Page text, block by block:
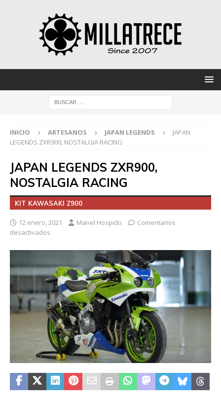
INICIO ARTESANOS JAPAN LEGENDS
JAPAN
LEGENDS ZXR900, NOSTALGIA RACING
JAPAN LEGENDS ZXR900,
NOSTALGIA RACING
KIT KAWASAKI Z900
12 enero, 2021 Manel Hospido
Comentarios
desactivados